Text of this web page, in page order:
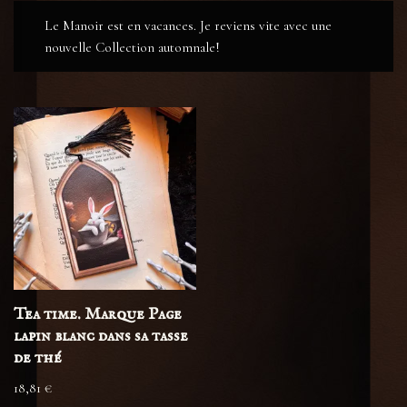
Le Manoir est en vacances. Je reviens vite avec une
nouvelle Collection automnale!
Tea time. Marque Page
lapin blanc dans sa tasse
de thé
18,81 €